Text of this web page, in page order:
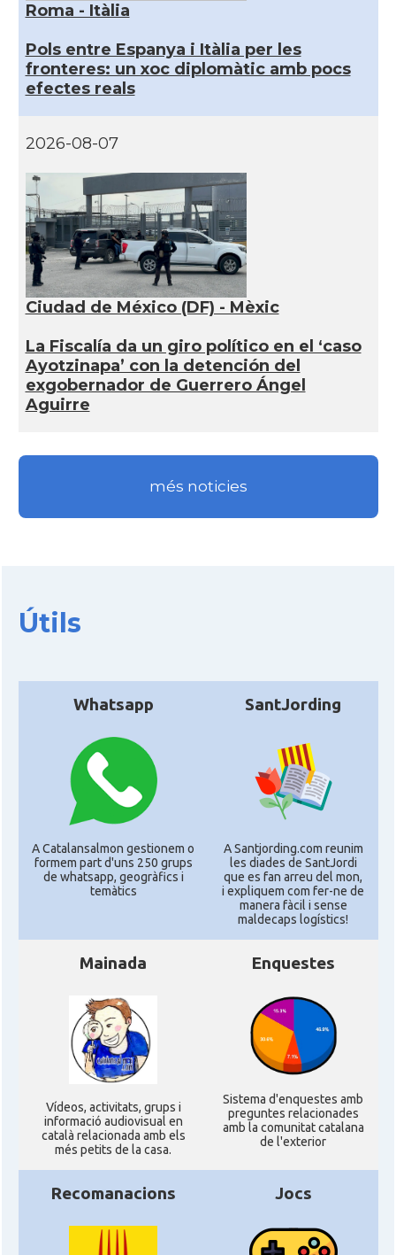
Roma - Itàlia
Pols entre Espanya i Itàlia per les
fronteres: un xoc diplomàtic amb pocs
efectes reals
2026-08-07
Ciudad de México (DF) - Mèxic
La Fiscalía da un giro político en el ‘caso
Ayotzinapa’ con la detención del
exgobernador de Guerrero Ángel
Aguirre
més noticies
Útils
Whatsapp
A Catalansalmon gestionem o
formem part d'uns 250 grups
de whatsapp, geogràfics i
temàtics
SantJording
A Santjording.com reunim
les diades de SantJordi
que es fan arreu del mon,
i expliquem com fer-ne de
manera fàcil i sense
maldecaps logí­stics!
Mainada
Ví­deos, activitats, grups i
informació audiovisual en
català relacionada amb els
més petits de la casa.
Enquestes
Sistema d'enquestes amb
preguntes relacionades
amb la comunitat catalana
de l'exterior
Recomanacions Jocs